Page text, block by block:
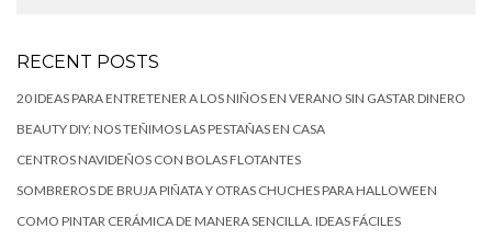
RECENT POSTS
20 IDEAS PARA ENTRETENER A LOS NIÑOS EN VERANO SIN GASTAR DINERO
BEAUTY DIY: NOS TEÑIMOS LAS PESTAÑAS EN CASA
CENTROS NAVIDEÑOS CON BOLAS FLOTANTES
SOMBREROS DE BRUJA PIÑATA Y OTRAS CHUCHES PARA HALLOWEEN
COMO PINTAR CERÁMICA DE MANERA SENCILLA. IDEAS FÁCILES